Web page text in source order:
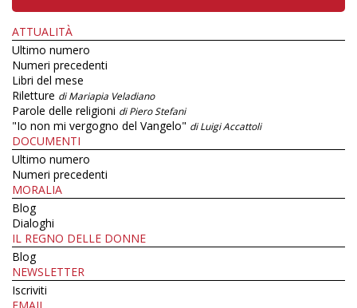
ATTUALITÀ
Ultimo numero
Numeri precedenti
Libri del mese
Riletture di Mariapia Veladiano
Parole delle religioni di Piero Stefani
"Io non mi vergogno del Vangelo" di Luigi Accattoli
DOCUMENTI
Ultimo numero
Numeri precedenti
MORALIA
Blog
Dialoghi
IL REGNO DELLE DONNE
Blog
NEWSLETTER
Iscriviti